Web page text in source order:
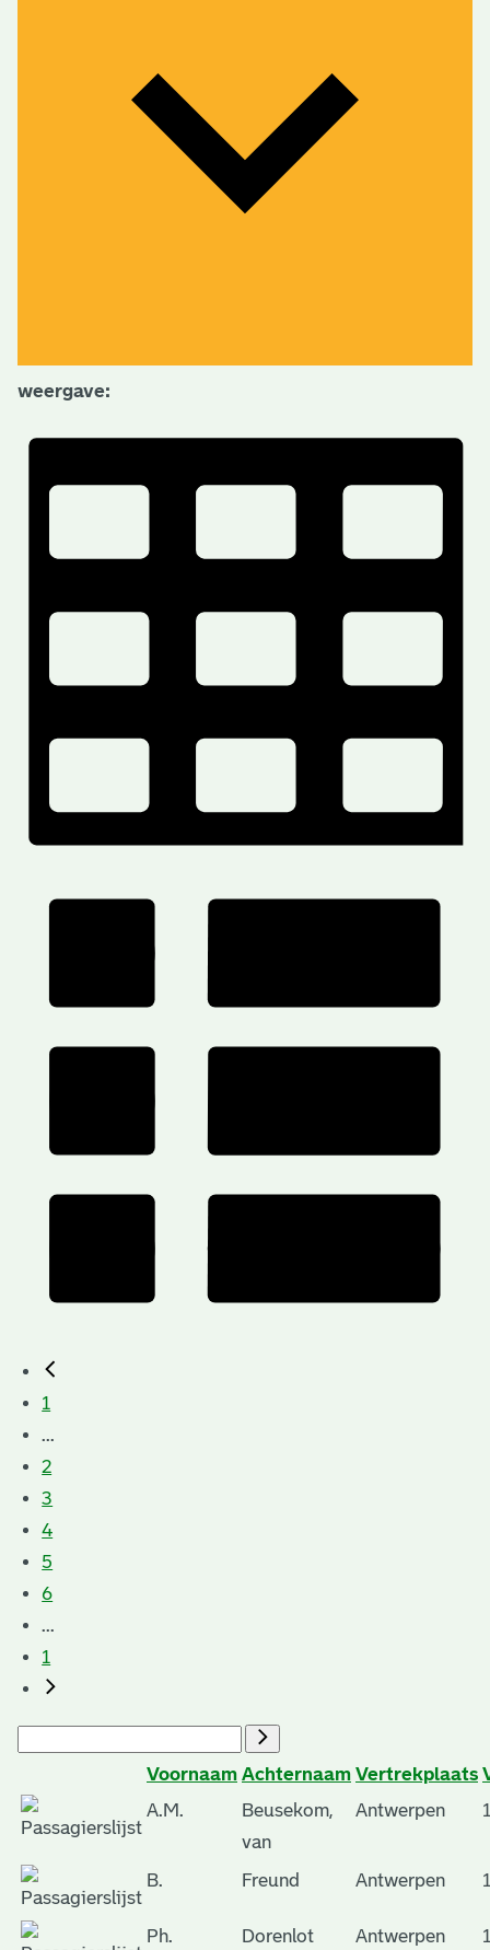
weergave:
1
...
2
3
4
5
6
...
1
Voornaam Achternaam Vertrekplaats
A.M.
Beusekom,
van
Antwerpen
B. Freund Antwerpen
Ph. Dorenlot Antwerpen